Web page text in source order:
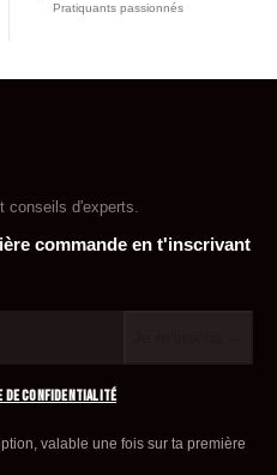
Pratiquants passionnés
conseils d'experts.
commande en t'inscrivant
DE CONFIDENTIALITÉ
valable une fois sur ta première